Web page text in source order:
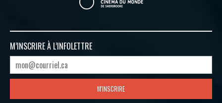
M’INSCRIRE À L’INFOLETTRE
M'INSCRIRE